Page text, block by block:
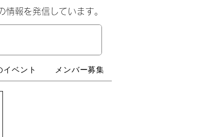
情報を発信しています。
イベント メンバー募集